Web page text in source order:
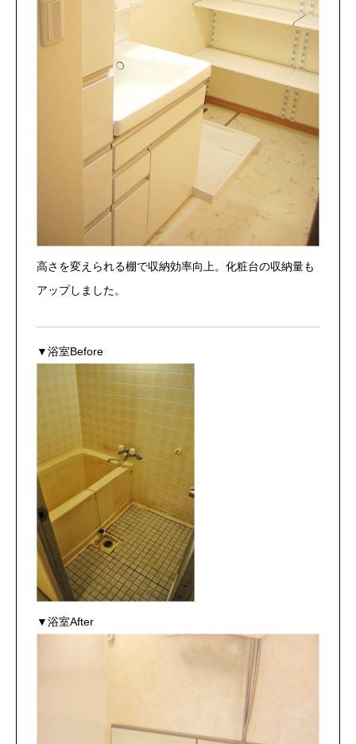
高さを変えられる棚で収納効率向上。化粧台の収納量も
アップしました。
▼浴室Before
▼浴室After